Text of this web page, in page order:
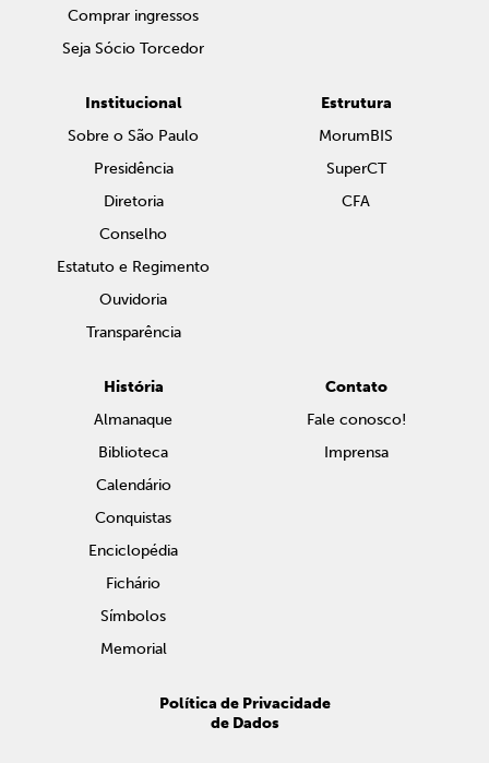
Comprar ingressos
Seja Sócio Torcedor
Institucional
Sobre o São Paulo
Presidência
Diretoria
Conselho
Estatuto e Regimento
Ouvidoria
Transparência
Estrutura
MorumBIS
SuperCT
CFA
História
Almanaque
Biblioteca
Calendário
Conquistas
Enciclopédia
Fichário
Símbolos
Memorial
Contato
Fale conosco!
Imprensa
Política de Privacidade
de Dados